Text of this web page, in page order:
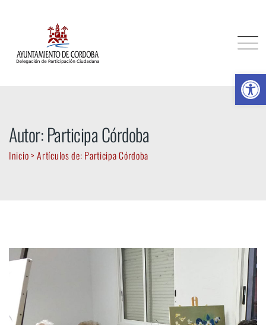
Autor: Participa Córdoba
Inicio>Artículos de: Participa Córdoba